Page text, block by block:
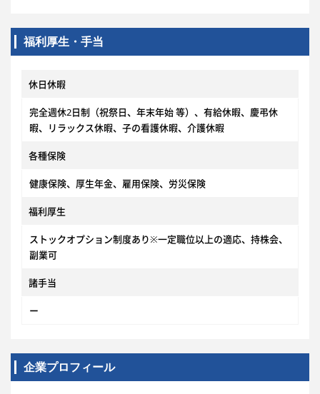
福利厚生・手当
休日休暇
完全週休2日制（祝祭日、年末年始 等）、有給休暇、慶弔休
暇、リラックス休暇、子の看護休暇、介護休暇
各種保険
健康保険、厚生年金、雇用保険、労災保険
福利厚生
ストックオプション制度あり※一定職位以上の適応、持株会、
副業可
諸手当
ー
企業プロフィール